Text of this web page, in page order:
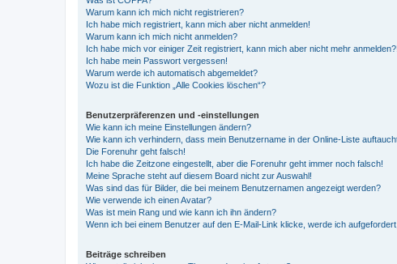
Warum kann ich mich nicht registrieren?
Ich habe mich registriert, kann mich aber nicht anmelden!
Warum kann ich mich nicht anmelden?
Ich habe mich vor einiger Zeit registriert, kann mich aber nicht mehr anmelden?!
Ich habe mein Passwort vergessen!
Warum werde ich automatisch abgemeldet?
Wozu ist die Funktion „Alle Cookies löschen“?
Benutzerpräferenzen und -einstellungen
Wie kann ich meine Einstellungen ändern?
Wie kann ich verhindern, dass mein Benutzername in der Online-Liste
Die Forenuhr geht falsch!
Ich habe die Zeitzone eingestellt, aber die Forenuhr geht immer noch falsch!
Meine Sprache steht auf diesem Board nicht zur Auswahl!
Was sind das für Bilder, die bei meinem Benutzernamen angezeigt werden?
Wie verwende ich einen Avatar?
Was ist mein Rang und wie kann ich ihn ändern?
Wenn ich bei einem Benutzer auf den E-Mail-Link klicke, werde ich
Beiträge schreiben